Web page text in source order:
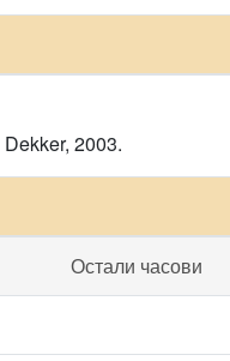
2003.
Остали часови